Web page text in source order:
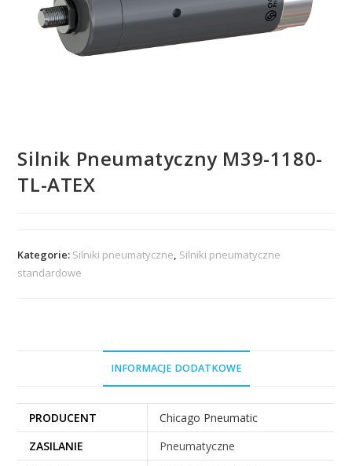
Silnik Pneumatyczny M39-1180-
TL-ATEX
Kategorie: Silniki pneumatyczne, Silniki pneumatyczne
standardowe
INFORMACJE DODATKOWE
PRODUCENT
Chicago Pneumatic
ZASILANIE
Pneumatyczne